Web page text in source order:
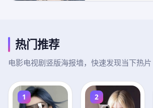
热门推荐
电影电视剧竖版海报墙，快速发现当下热片
1 2